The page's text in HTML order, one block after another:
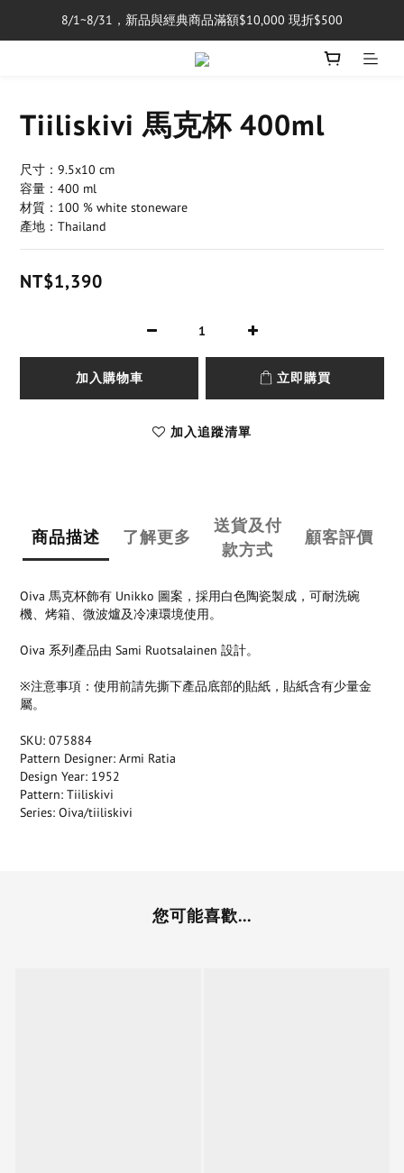
單筆消費滿$5,000享免運費
8/1~8/31，新品與經典商品滿額$10,000 現折$500
單筆消費滿$5,000享免運費
Tiiliskivi 馬克杯 400ml
尺寸：9.5x10 cm
容量：400 ml
材質：100 % white stoneware
產地：Thailand
NT$1,390
加入購物車 立即購買
加入追蹤清單
商品描述 了解更多
送貨及付
款方式
顧客評價
Oiva 馬克杯飾有 Unikko 圖案，採用白色陶瓷製成，可耐洗碗
機、烤箱、微波爐及冷凍環境使用。
Oiva 系列產品由 Sami Ruotsalainen 設計。
※注意事項：使用前請先撕下產品底部的貼紙，貼紙含有少量金
屬。
SKU: 075884
Pattern Designer: Armi Ratia
Design Year: 1952
Pattern: Tiiliskivi
Series: Oiva/tiiliskivi
您可能喜歡...